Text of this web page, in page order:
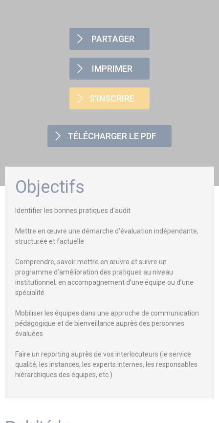
PARTAGER
IMPRIMER
S'INSCRIRE
TÉLÉCHARGER LE PDF
Objectifs
Identifier les bonnes pratiques d’audit
Mettre en œuvre une démarche d’évaluation indépendante,
structurée et factuelle
Comprendre, savoir mettre en œuvre et suivre un
programme d’amélioration des pratiques au niveau
institutionnel, en accompagnement d’une équipe ou d’une
spécialité
Mobiliser les équipes dans une approche de communication
pédagogique et de bienveillance auprès des personnes
évaluées
Faire un reporting auprès de vos interlocuteurs (le service
qualité, les instances, les experts internes, les responsables
hiérarchiques des équipes, etc.)